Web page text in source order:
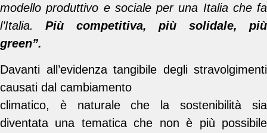
modello produttivo e sociale per una Italia che fa
l’Italia.Più competitiva, più solidale, più
green”.
Davanti all’evidenza tangibile degli stravolgimenti
causati dal cambiamento
climatico, è naturale che la sostenibilità sia
diventata una tematica che non è più possibile